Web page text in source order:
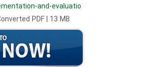
and-evaluatio
PDF | 13 MB